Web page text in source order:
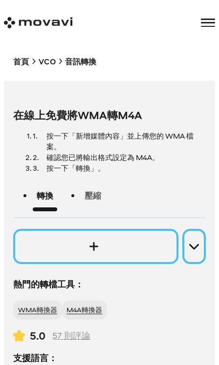
首頁 VCO 音訊轉換
在線上免費將WMA轉M4A
按一下「新增媒體內容」並上傳您的 WMA 檔
案。
確認您已將輸出格式設定為 M4A。
按一下「轉換」。
轉換 壓縮
熱門的轉檔工具：
WMA轉換器 M4A轉換器
5.0 57 則評論
支援語言：